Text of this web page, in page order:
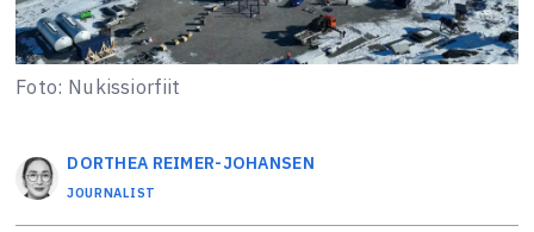
Foto: Nukissiorfiit
DORTHEA REIMER-JOHANSEN
JOURNALIST